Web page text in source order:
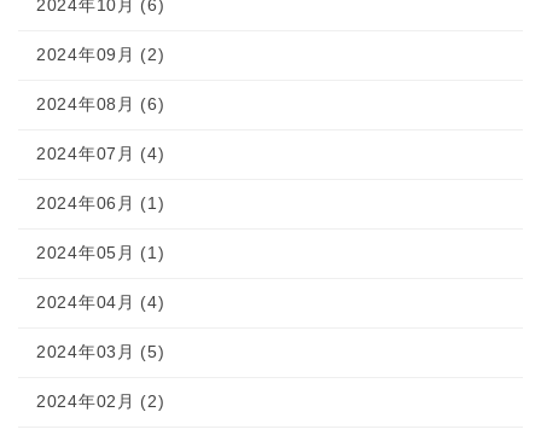
2024年10月 (6)
2024年09月 (2)
2024年08月 (6)
2024年07月 (4)
2024年06月 (1)
2024年05月 (1)
2024年04月 (4)
2024年03月 (5)
2024年02月 (2)